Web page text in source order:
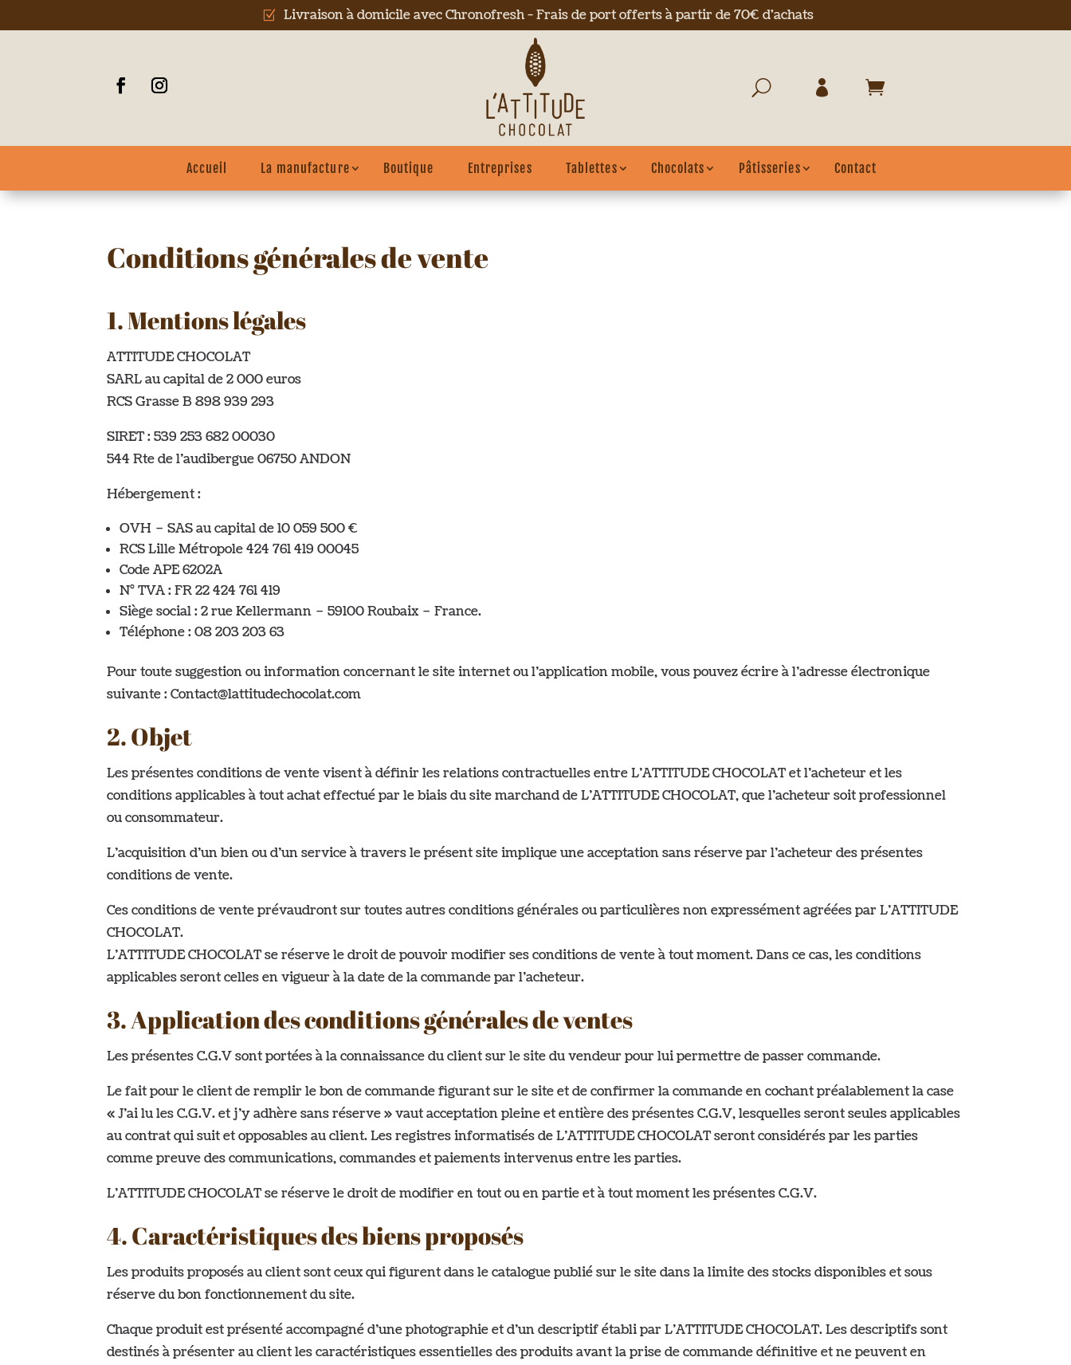
Z Livraison à domicile avec Chronofresh - Frais de port offerts à partir de 70€ d'achats
Accueil La manufacture Boutique Entreprises Tablettes Chocolats Pâtisseries Contact
Conditions générales de vente
1. Mentions légales
ATTITUDE CHOCOLAT
SARL au capital de 2 000 euros
RCS Grasse B 898 939 293
SIRET : 539 253 682 00030
544 Rte de l’audibergue 06750 ANDON
Hébergement :
OVH – SAS au capital de 10 059 500 €
RCS Lille Métropole 424 761 419 00045
Code APE 6202A
N° TVA : FR 22 424 761 419
Siège social : 2 rue Kellermann – 59100 Roubaix – France.
Téléphone : 08 203 203 63
Pour toute suggestion ou information concernant le site internet ou l’application mobile, vous pouvez écrire à l’adresse électronique
suivante : Contact@lattitudechocolat.com
2. Objet
Les présentes conditions de vente visent à définir les relations contractuelles entre L’ATTITUDE CHOCOLAT et l’acheteur et les
conditions applicables à tout achat effectué par le biais du site marchand de L’ATTITUDE CHOCOLAT, que l’acheteur soit professionnel
ou consommateur.
L’acquisition d’un bien ou d’un service à travers le présent site implique une acceptation sans réserve par l’acheteur des présentes
conditions de vente.
Ces conditions de vente prévaudront sur toutes autres conditions générales ou particulières non expressément agréées par L’ATTITUDE
CHOCOLAT.
L’ATTITUDE CHOCOLAT se réserve le droit de pouvoir modifier ses conditions de vente à tout moment. Dans ce cas, les conditions
applicables seront celles en vigueur à la date de la commande par l’acheteur.
3. Application des conditions générales de ventes
Les présentes C.G.V sont portées à la connaissance du client sur le site du vendeur pour lui permettre de passer commande.
Le fait pour le client de remplir le bon de commande figurant sur le site et de confirmer la commande en cochant préalablement la case
« J’ai lu les C.G.V. et j’y adhère sans réserve » vaut acceptation pleine et entière des présentes C.G.V, lesquelles seront seules applicables
au contrat qui suit et opposables au client. Les registres informatisés de L’ATTITUDE CHOCOLAT seront considérés par les parties
comme preuve des communications, commandes et paiements intervenus entre les parties.
L’ATTITUDE CHOCOLAT se réserve le droit de modifier en tout ou en partie et à tout moment les présentes C.G.V.
4. Caractéristiques des biens proposés
Les produits proposés au client sont ceux qui figurent dans le catalogue publié sur le site dans la limite des stocks disponibles et sous
réserve du bon fonctionnement du site.
Chaque produit est présenté accompagné d’une photographie et d’un descriptif établi par L’ATTITUDE CHOCOLAT. Les descriptifs sont
destinés à présenter au client les caractéristiques essentielles des produits avant la prise de commande définitive et ne peuvent en